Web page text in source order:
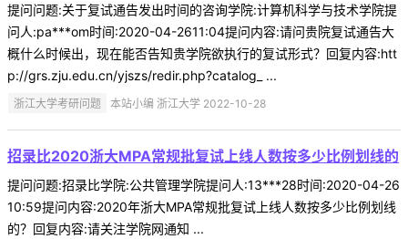
提问问题:关于复试通告发出时间的咨询学院:计算机科学与技术学院提
问人:pa***om时间:2020-04-2611:04提问内容:请问贵院复试通告大
概什么时候出，现在能否告知贵学院欲执行的复试形式？回复内容:htt
p://grs.zju.edu.cn/yjszs/redir.php?catalog_ ...
浙江大学考研问题 本站小编 浙江大学 2022-10-28
招录比2020浙大MPA常规批复试上线人数按多少比例划线的
提问问题:招录比学院:公共管理学院提问人:13***28时间:2020-04-26
10:59提问内容:2020年浙大MPA常规批复试上线人数按多少比例划线
的？回复内容:请关注学院网通知 ...